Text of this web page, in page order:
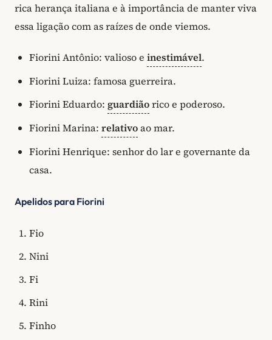
rica herança italiana e à importância de manter viva
essa ligação com as raízes de onde viemos.
Fiorini Antônio: valioso e inestimável.
Fiorini Luiza: famosa guerreira.
Fiorini Eduardo: guardiãorico e poderoso.
Fiorini Marina: relativoao mar.
Fiorini Henrique: senhor do lar e governante da
casa.
Apelidos para Fiorini
Fio
Nini
Fi
Rini
Finho